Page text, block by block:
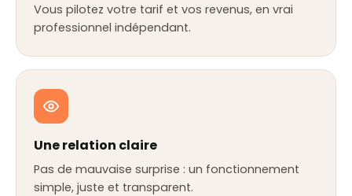
Vous pilotez votre tarif et vos revenus, en vrai
professionnel indépendant.
Une relation claire
Pas de mauvaise surprise : un fonctionnement
simple, juste et transparent.